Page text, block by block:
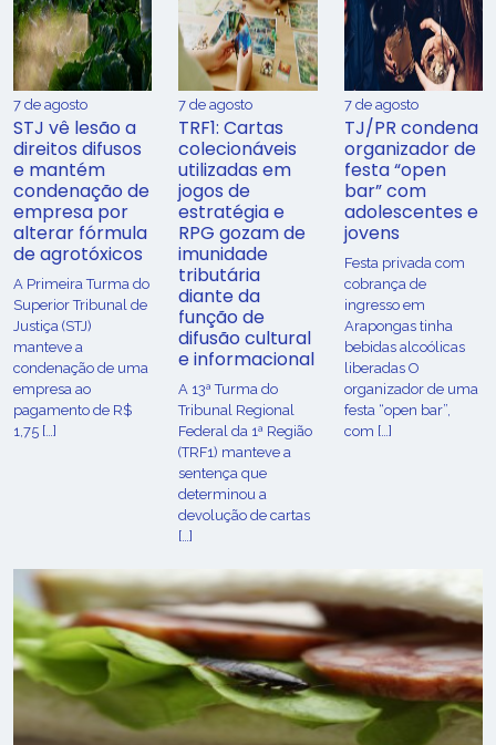
7 de agosto
STJ vê lesão a
direitos difusos
e mantém
condenação de
empresa por
alterar fórmula
de agrotóxicos
​A Primeira Turma do
Superior Tribunal de
Justiça (STJ)
manteve a
condenação de uma
empresa ao
pagamento de R$
1,75 […]
7 de agosto
TRF1: Cartas
colecionáveis
utilizadas em
jogos de
estratégia e
RPG gozam de
imunidade
tributária
diante da
função de
difusão cultural
e informacional
A 13ª Turma do
Tribunal Regional
Federal da 1ª Região
(TRF1) manteve a
sentença que
determinou a
devolução de cartas
[…]
7 de agosto
TJ/PR condena
organizador de
festa “open
bar” com
adolescentes e
jovens
Festa privada com
cobrança de
ingresso em
Arapongas tinha
bebidas alcoólicas
liberadas O
organizador de uma
festa “open bar”,
com […]